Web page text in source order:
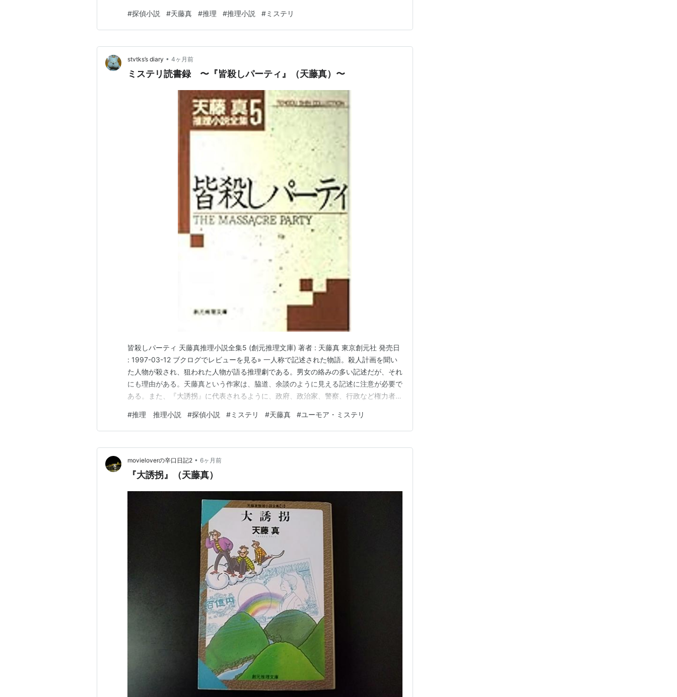
るように思う。物語に引き込む力は並大抵ではない。いつものユーモアミスでではない
が、さすが天藤真である。
#探偵小説 #天藤真 #推理 #推理小説 #ミステリ
stvtks’s diary • 4ヶ月前
ミステリ読書録 〜『皆殺しパーティ』（天藤真）〜
皆殺しパーティ 天藤真推理小説全集5 (創元推理文庫) 著者 : 天藤真 東京創元社 発売日
: 1997-03-12 ブクログでレビューを見る» 一人称で記述された物語。殺人計画を聞い
た人物が殺され、狙われた人物が語る推理劇である。男女の絡みの多い記述だが、それ
にも理由がある。天藤真という作家は、脇道、余談のように見える記述に注意が必要で
ある。また、『大誘拐』に代表されるように、政府、政治家、警察、行政など権力者側
初の章の1頁目からあり、再読しないと気がつかないが、伏線より、人間心理の深さ、
恐ろしさの記述に驚く。犯…
#推理 推理小説 #探偵小説 #ミステリ #天藤真 #ユーモア・ミステリ
movieloverの辛口日記2 • 6ヶ月前
『大誘拐』（天藤真）